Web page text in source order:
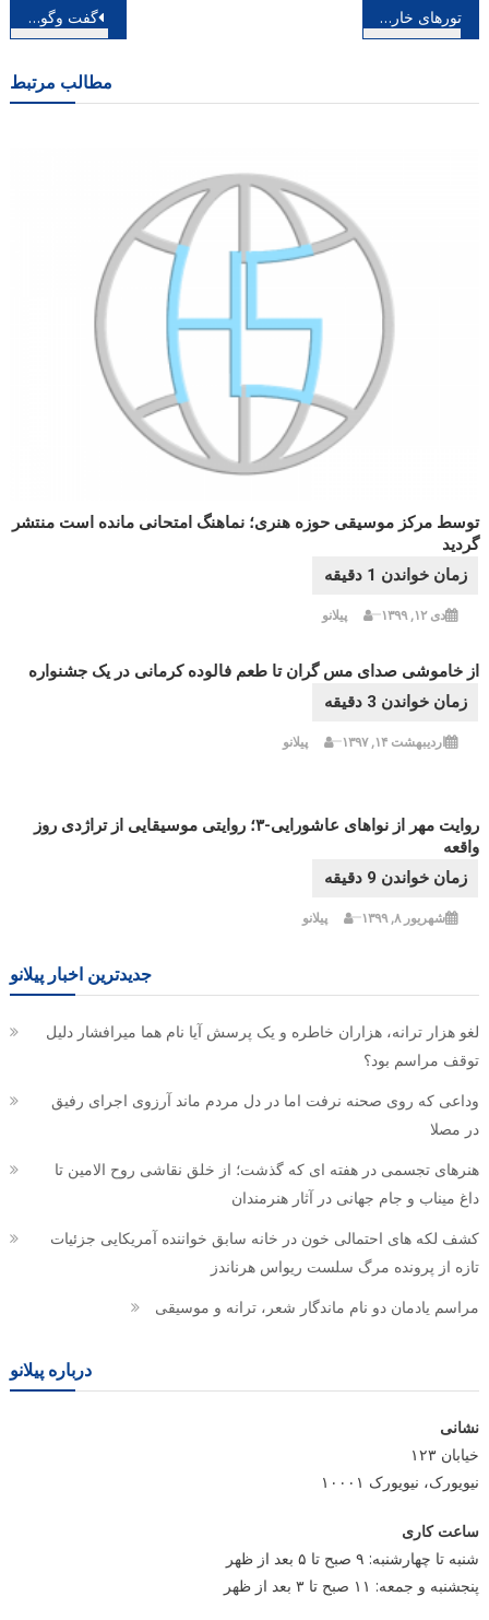
راهبری
گفت وگو با نقاش و مجسمه ساز چهره شهید سلیمانی رد پای سردار در جشنواره تجسمی تورهای خارجی ارزان
مطالب مرتبط
توسط مرکز موسیقی حوزه هنری؛ نماهنگ امتحانی مانده است منتشر
گردید
دی ۱۲, ۱۳۹۹ پیلانو
از خاموشی صدای مس گران تا طعم فالوده کرمانی در یک جشنواره
اردیبهشت ۱۴, ۱۳۹۷ پیلانو
روایت مهر از نواهای عاشورایی-۳؛ روایتی موسیقایی از تراژدی روز
واقعه
شهریور ۸, ۱۳۹۹ پیلانو
جدیدترین اخبار پیلانو
لغو هزار ترانه، هزاران خاطره و یک پرسش آیا نام هما میرافشار دلیل
توقف مراسم بود؟
وداعی که روی صحنه نرفت اما در دل مردم ماند آرزوی اجرای رفیق
در مصلا
هنرهای تجسمی در هفته ای که گذشت؛ از خلق نقاشی روح الامین تا
داغ میناب و جام جهانی در آثار هنرمندان
کشف لکه های احتمالی خون در خانه سابق خواننده آمریکایی جزئیات
تازه از پرونده مرگ سلست ریواس هرناندز
مراسم یادمان دو نام ماندگار شعر، ترانه و موسیقی
درباره پیلانو
نشانی
خیابان ۱۲۳
نیویورک، نیویورک ۱۰۰۰۱
ساعت کاری
شنبه تا چهارشنبه: ۹ صبح تا ۵ بعد از ظهر
پنجشنبه و جمعه: ۱۱ صبح تا ۳ بعد از ظهر